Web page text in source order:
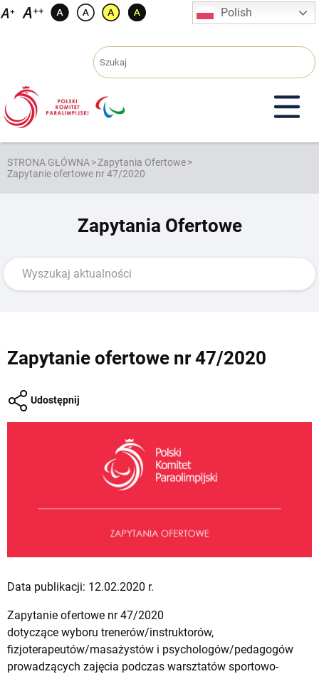
Przejdź
Polish
STRONA GŁÓWNA>Zapytania Ofertowe>
Zapytanie ofertowe nr 47/2020
Zapytania Ofertowe
Zapytanie ofertowe nr 47/2020
Udostępnij
Data publikacji: 12.02.2020 r.
Zapytanie ofertowe nr 47/2020
dotyczące wyboru trenerów/instruktorów,
fizjoterapeutów/masażystów i psychologów/pedagogów
prowadzących zajęcia podczas warsztatów sportowo-